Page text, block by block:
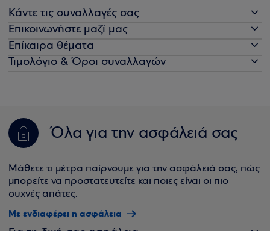
Κάντε τις συναλλαγές σας
Επικοινωνήστε μαζί μας
Επίκαιρα θέματα
Τιμολόγιο & Όροι συναλλαγών
Όλα για την ασφάλειά σας
Μάθετε τι μέτρα παίρνουμε για την ασφάλειά σας, πώς
μπορείτε να προστατευτείτε και ποιες είναι οι πιο
συχνές απάτες.
Με ενδιαφέρει η ασφάλεια